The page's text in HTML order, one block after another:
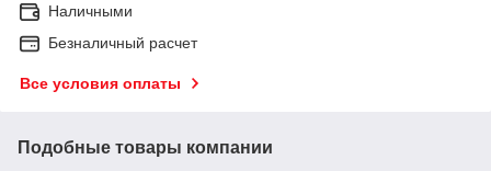
Наличными
Безналичный расчет
Все условия оплаты
Подобные товары компании